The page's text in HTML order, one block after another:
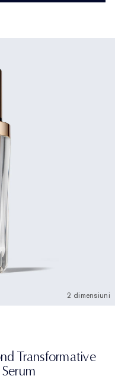
2 dimensiuni
Transformative